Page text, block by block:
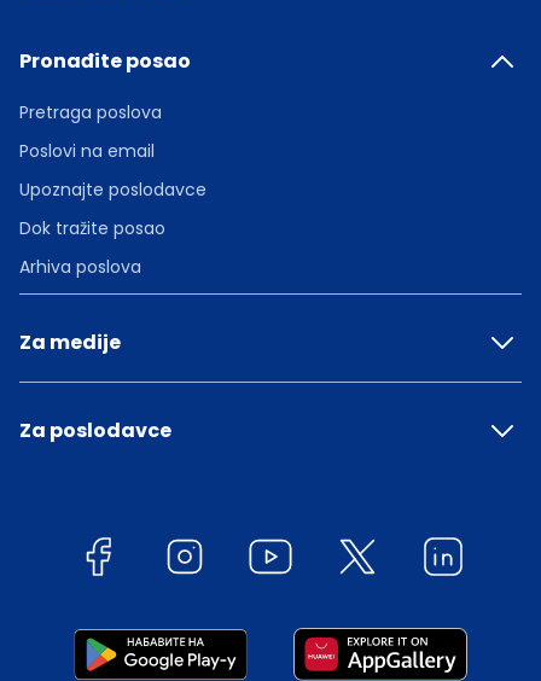
Pronađite posao
Pretraga poslova
Poslovi na email
Upoznajte poslodavce
Dok tražite posao
Arhiva poslova
Za medije
Za poslodavce